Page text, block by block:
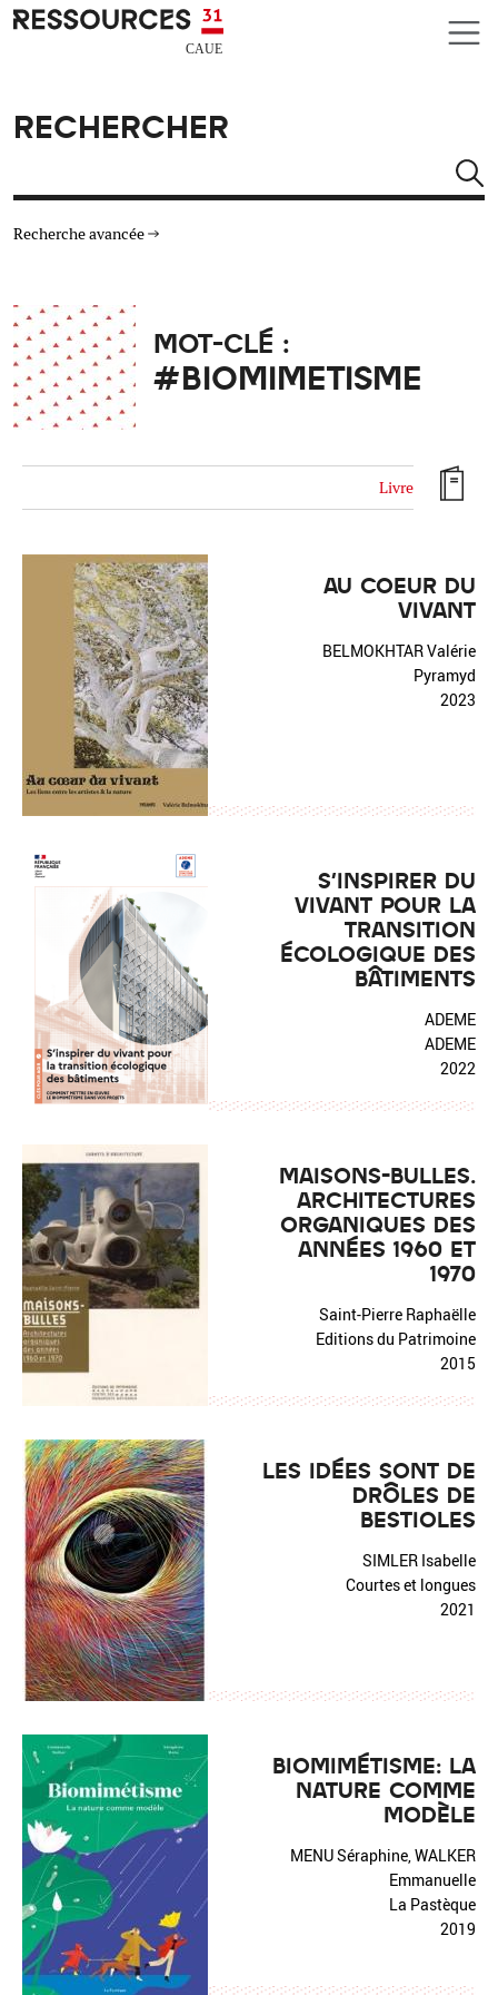
Aller au contenu principal
CAUE RESSOURCES 31
RECHERCHER
Recherche avancée
TYPE DE RESSOURCES
MATÉRIAUX
Réinitialiser Fermer la recherche avancée
MOT-CLÉ :
#BIOMIMETISME
Livre
AU COEUR DU
VIVANT
BELMOKHTAR Valérie
Pyramyd
2023
S'INSPIRER DU
VIVANT POUR LA
TRANSITION
ÉCOLOGIQUE DES
BÂTIMENTS
ADEME
ADEME
2022
MAISONS-BULLES.
ARCHITECTURES
ORGANIQUES DES
ANNÉES 1960 ET
1970
Saint-Pierre Raphaëlle
Editions du Patrimoine
2015
LES IDÉES SONT DE
DRÔLES DE
BESTIOLES
SIMLER Isabelle
Courtes et longues
2021
BIOMIMÉTISME: LA
NATURE COMME
MODÈLE
MENU Séraphine, WALKER
Emmanuelle
La Pastèque
2019